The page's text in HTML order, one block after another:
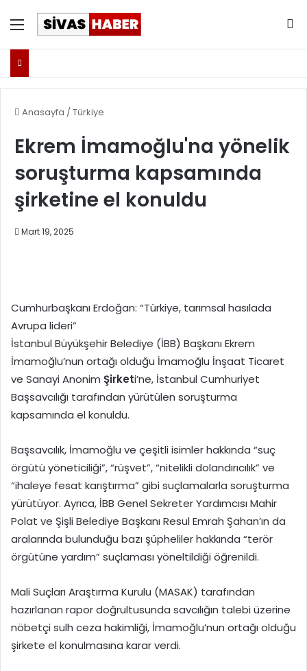
Menü
Anasayfa / Türkiye
Ekrem İmamoğlu'na yönelik
soruşturma kapsamında
şirketine el konuldu
Mart 19, 2025
Cumhurbaşkanı Erdoğan: “Türkiye, tarımsal hasılada
Avrupa lideri”
İstanbul Büyükşehir Belediye (İBB) Başkanı Ekrem
İmamoğlu’nun ortağı olduğu İmamoğlu İnşaat Ticaret
ve Sanayi Anonim Şirketi’ne, İstanbul Cumhuriyet
Başsavcılığı tarafından yürütülen soruşturma
kapsamında el konuldu.
Başsavcılık, İmamoğlu ve çeşitli isimler hakkında “suç
örgütü yöneticiliği”, “rüşvet”, “nitelikli dolandırıcılık” ve
“ihaleye fesat karıştırma” gibi suçlamalarla soruşturma
yürütüyor. Ayrıca, İBB Genel Sekreter Yardımcısı Mahir
Polat ve Şişli Belediye Başkanı Resul Emrah Şahan’ın da
aralarında bulunduğu bazı şüpheliler hakkında “terör
örgütüne yardım” suçlaması yöneltildiği öğrenildi.
Mali Suçları Araştırma Kurulu (MASAK) tarafından
hazırlanan rapor doğrultusunda savcılığın talebi üzerine
nöbetçi sulh ceza hakimliği, İmamoğlu’nun ortağı olduğu
şirkete el konulmasına karar verdi.